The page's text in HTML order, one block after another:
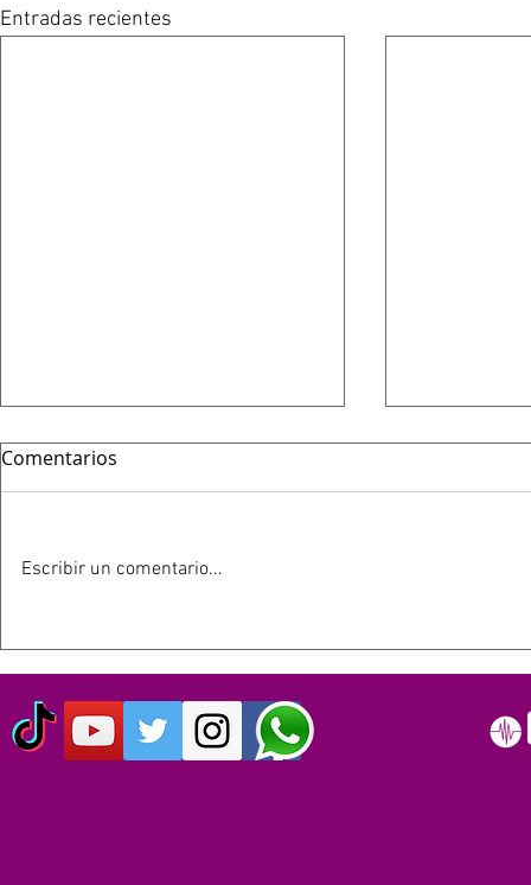
Entradas recientes
CUMPLEN 40 AÑOS DEL LIVE
AID: EL EVENTO QUE
ORIGINO EL DÍA MUNDIAL
DEL ROCK
SIMPSON
Comentarios
Escribir un comentario...